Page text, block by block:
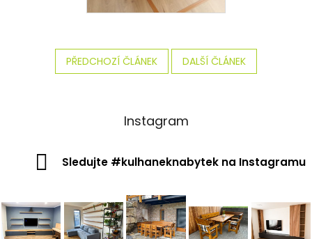
PŘEDCHOZÍ ČLÁNEK DALŠÍ ČLÁNEK
Instagram
Sledujte #kulhaneknabytek na Instagramu